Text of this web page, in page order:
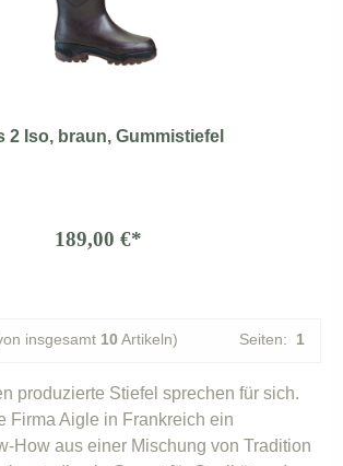
2 Iso, braun, Gummistiefel
189,00 €*
insgesamt 10 Artikeln) Seiten: 1
produzierte Stiefel sprechen für sich.
Firma Aigle in Frankreich ein
How aus einer Mischung von Tradition